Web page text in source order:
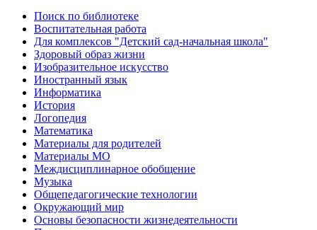
Поиск по библиотеке
Воспитательная работа
Для комплексов "Детский сад-начальная школа"
Здоровый образ жизни
Изобразительное искусство
Иностранный язык
Информатика
История
Логопедия
Математика
Материалы для родителей
Материалы МО
Междисциплинарное обобщение
Музыка
Общепедагогические технологии
Окружающий мир
Основы безопасности жизнедеятельности